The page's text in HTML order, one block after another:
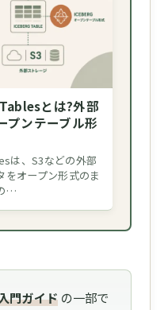
とは?外部
プンテーブル形
は、S3などの外部
をオープン形式のま
…
門ガイド の一部で